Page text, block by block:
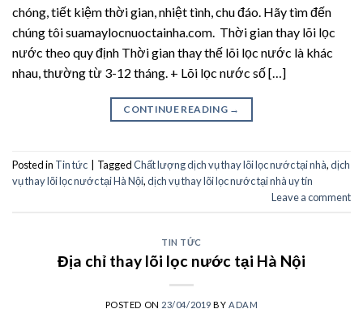
chóng, tiết kiệm thời gian, nhiệt tình, chu đáo. Hãy tìm đến
chúng tôi suamaylocnuoctainha.com. Thời gian thay lõi lọc
nước theo quy định Thời gian thay thế lõi lọc nước là khác
nhau, thường từ 3-12 tháng. + Lõi lọc nước số […]
CONTINUE READING →
Posted in Tin tức TaggedChất lượng dịch vụ thay lõi lọc nước tại nhà,dịch
vụ thay lõi lọc nước tại Hà Nội,dịch vụ thay lõi lọc nước tại nhà uy tín
Leave a comment
TIN TỨC
Địa chỉ thay lõi lọc nước tại Hà Nội
POSTED ON 23/04/2019 BY ADAM